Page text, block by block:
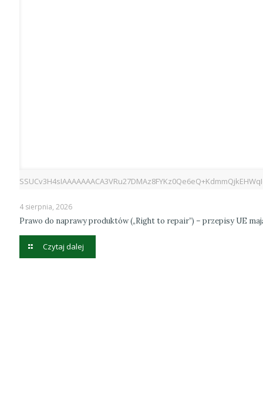
4 sierpnia, 2026
Prawo do naprawy produktów („Right to repair”) – przepisy UE
Czytaj dalej